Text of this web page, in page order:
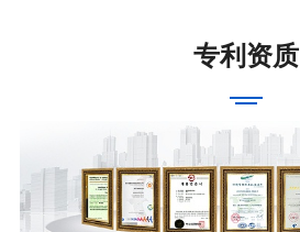
专利资质